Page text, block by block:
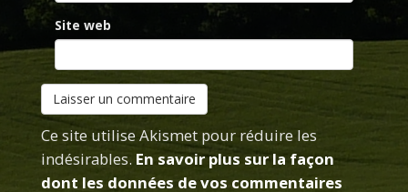
Site web
Ce site utilise Akismet pour réduire les
indésirables. En savoir plus sur la façon
dont les données de vos commentaires